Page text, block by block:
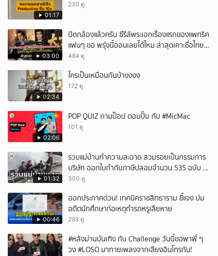
01:17
230 ดู
03:00
ปิดกล้องแล้วครับ ซีรีส์พระเอกเรื่องแรกของแพทริค
แฟนๆ ขอ พรุ่งนี้ออนเลยได้ไหม ล่าสุดเคาะชื่อไทย
แล้ว
484 ดู
02:34
ใครเป็นเหมือนกันบ้างงงง
172 ดู
02:06
POP QUIZ ถามป็อป ตอบปั๊บ กับ #MicMac
101 ดู
01:32
รวบแม่บ้านทำความสะอาด สวมรอยเป็นกรรมการ
บริษัท ออกใบกำกับภาษีปลอมจำนวน 535 ฉบับ รัฐ
เสียหายกว่า 129 ล้านบาท
300 ดู
00:46
ออกประกาศด่วน! เทคนิคราชสิทธาราม ชี้แจง ปม
อดีตนักศึกษาก่อเหตุทำรถหรูเสียหาย
293 ดู
#หลังม่านบันเทิง กับ Challenge วันนี้ขอพาพี่ ๆ
วง #LOSO มาทายเพลงจากเสียงอินโทรกัน!